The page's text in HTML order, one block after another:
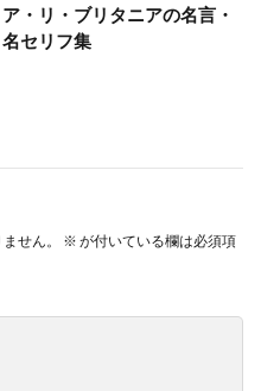
ア・リ・ブリタニアの名言・
名セリフ集
せん。 ※ が付いている欄は必須項